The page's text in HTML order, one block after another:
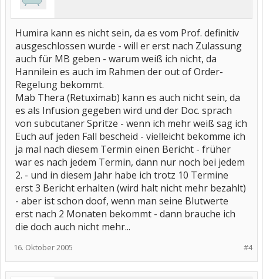
Humira kann es nicht sein, da es vom Prof. definitiv
ausgeschlossen wurde - will er erst nach Zulassung
auch für MB geben - warum weiß ich nicht, da
Hannilein es auch im Rahmen der out of Order-
Regelung bekommt.
Mab Thera (Retuximab) kann es auch nicht sein, da
es als Infusion gegeben wird und der Doc. sprach
von subcutaner Spritze - wenn ich mehr weiß sag ich
Euch auf jeden Fall bescheid - vielleicht bekomme ich
ja mal nach diesem Termin einen Bericht - früher
war es nach jedem Termin, dann nur noch bei jedem
2. - und in diesem Jahr habe ich trotz 10 Termine
erst 3 Bericht erhalten (wird halt nicht mehr bezahlt)
- aber ist schon doof, wenn man seine Blutwerte
erst nach 2 Monaten bekommt - dann brauche ich
die doch auch nicht mehr...
#4
16. Oktober 2005